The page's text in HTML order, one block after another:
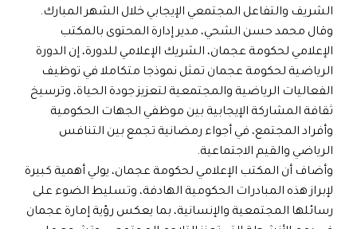
الشريف والتفاعل المجتمعي الإيجابي خلال الشهر المبارك.
وقال محمد حسن الشحي، مدير إدارة المحتوى بالمكتب
الإعلامي لحكومة عجمان، الشريك الإعلامي للدورة، إن الدورة
الرياضية لحكومة عجمان تمثل نموذجا متكاملا في توظيف
الفعاليات الرياضية والمجتمعية لتعزيز جودة الحياة، وترسيخ
ثقافة المشاركة الإيجابية بين موظفي الجهات الحكومية
وأفراد المجتمع، في أجواء رمضانية تجمع بين التنافس
الرياضي والقيم الاجتماعية.
وأضاف أن المكتب الإعلامي لحكومة عجمان، يولي أهمية كبيرة
لإبراز هذه المبادرات الحكومية الهادفة، وتسليط الضوء على
رسائلها المجتمعية والإنسانية، بما يعكس رؤية إمارة عجمان